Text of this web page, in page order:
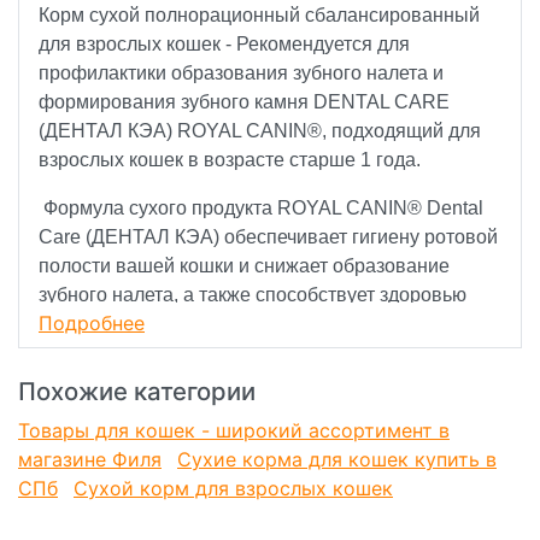
Корм сухой полнорационный сбалансированный
для взрослых кошек - Рекомендуется для
профилактики образования зубного налета и
формирования зубного камня DENTAL CARE
(ДЕНТАЛ КЭА) ROYAL CANIN®, подходящий для
взрослых кошек в возрасте старше 1 года.
Формула сухого продукта ROYAL CANIN® Dental
Care (ДЕНТАЛ КЭА) обеспечивает гигиену ротовой
полости вашей кошки и снижает образование
зубного налета, а также способствует здоровью
мочевыделительной системы кошки.
двойным действием для поддержания здоровья
ротовой полости вашей кошки.
Специально разработанные форма и размер
гранул рациона ROYAL CANIN® Dental Care
Подробнее
Похожие категории
Товары для кошек - широкий ассортимент в
магазине Филя
Сухие корма для кошек купить в
СПб
Сухой корм для взрослых кошек